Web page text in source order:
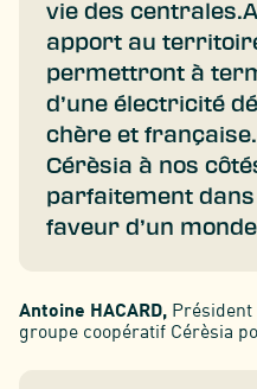
vie des
apport au
permettront à
d’une électricité
chère et
Cérèsia à nos
parfaitement
faveur d’un
Antoine HACARD,
groupe coopératif Cérèsia